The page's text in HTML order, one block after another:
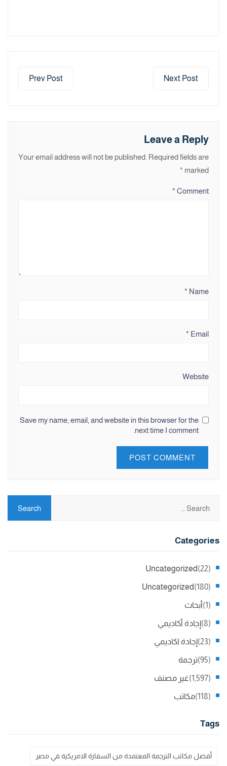
Prev Post Next Post
Leave a Reply
Your email address will not be published. Required fields are
marked
*
Comment
*
Name
*
Email
*
Website
Save my name, email, and website in this browser for the
next time I comment.
Categories
Uncategorized (22)
Uncategorized (180)
أبحاث (1)
إجادة أكاديمي (8)
إجادة اكاديمي (23)
ترجمة (95)
غير مصنف (1,597)
مكاتب (118)
Tags
أفضل مكاتب الترجمة المعتمدة من السفارة الامريكية في مصر